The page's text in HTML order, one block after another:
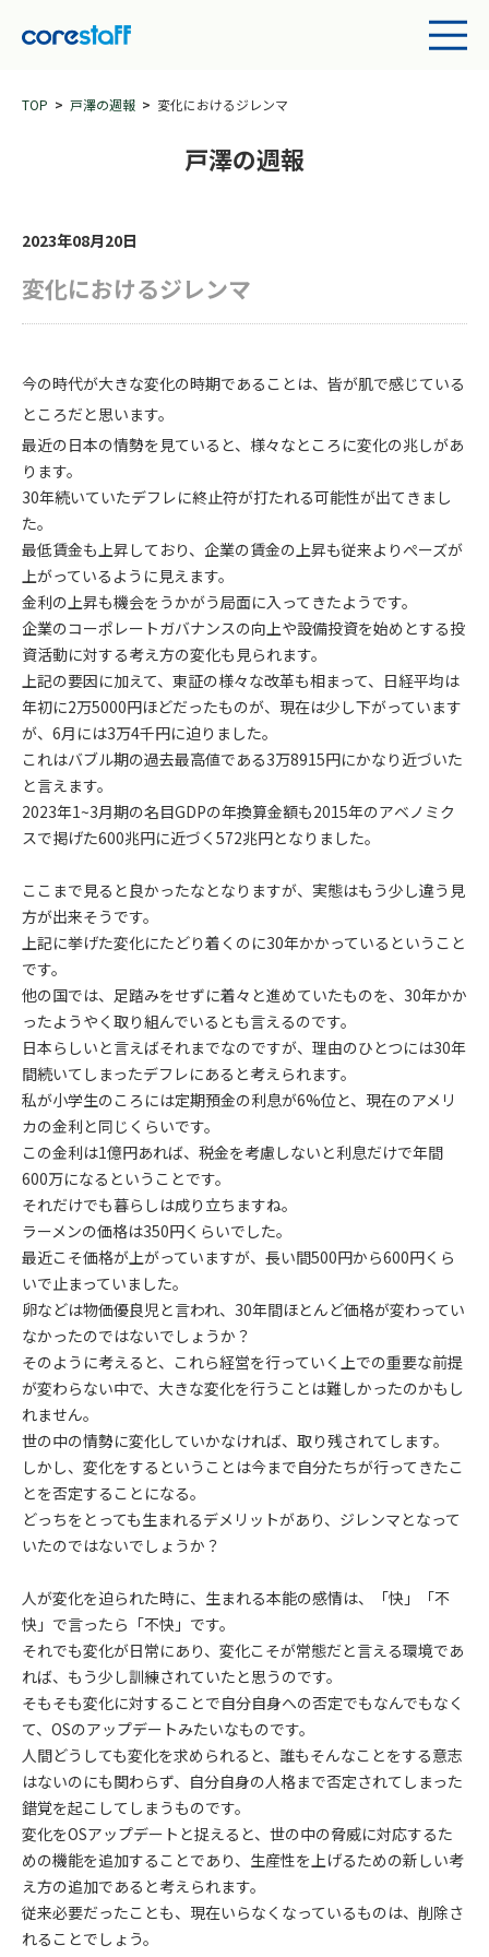
TOP 戸澤の週報 変化におけるジレンマ
戸澤の週報
2023年08月20日
変化におけるジレンマ
今の時代が大きな変化の時期であることは、皆が肌で感じている
ところだと思います。
最近の日本の情勢を見ていると、様々なところに変化の兆しがあ
ります。
30年続いていたデフレに終止符が打たれる可能性が出てきまし
た。
最低賃金も上昇しており、企業の賃金の上昇も従来よりぺーズが
上がっているように見えます。
金利の上昇も機会をうかがう局面に入ってきたようです。
企業のコーポレートガバナンスの向上や設備投資を始めとする投
資活動に対する考え方の変化も見られます。
上記の要因に加えて、東証の様々な改革も相まって、日経平均は
年初に2万5000円ほどだったものが、現在は少し下がっています
が、6月には3万4千円に迫りました。
これはバブル期の過去最高値である3万8915円にかなり近づいた
と言えます。
2023年1~3月期の名目GDPの年換算金額も2015年のアベノミク
スで掲げた600兆円に近づく572兆円となりました。
ここまで見ると良かったなとなりますが、実態はもう少し違う見
方が出来そうです。
上記に挙げた変化にたどり着くのに30年かかっているということ
です。
他の国では、足踏みをせずに着々と進めていたものを、30年かか
ったようやく取り組んでいるとも言えるのです。
日本らしいと言えばそれまでなのですが、理由のひとつには30年
間続いてしまったデフレにあると考えられます。
私が小学生のころには定期預金の利息が6%位と、現在のアメリ
カの金利と同じくらいです。
この金利は1億円あれば、税金を考慮しないと利息だけで年間
600万になるということです。
それだけでも暮らしは成り立ちますね。
ラーメンの価格は350円くらいでした。
最近こそ価格が上がっていますが、長い間500円から600円くら
いで止まっていました。
卵などは物価優良児と言われ、30年間ほとんど価格が変わってい
なかったのではないでしょうか？
そのように考えると、これら経営を行っていく上での重要な前提
が変わらない中で、大きな変化を行うことは難しかったのかもし
れません。
世の中の情勢に変化していかなければ、取り残されてします。
しかし、変化をするということは今まで自分たちが行ってきたこ
とを否定することになる。
どっちをとっても生まれるデメリットがあり、ジレンマとなって
いたのではないでしょうか？
人が変化を迫られた時に、生まれる本能の感情は、「快」「不
快」で言ったら「不快」です。
それでも変化が日常にあり、変化こそが常態だと言える環境であ
れば、もう少し訓練されていたと思うのです。
そもそも変化に対することで自分自身への否定でもなんでもなく
て、OSのアップデートみたいなものです。
人間どうしても変化を求められると、誰もそんなことをする意志
はないのにも関わらず、自分自身の人格まで否定されてしまった
錯覚を起こしてしまうものです。
変化をOSアップデートと捉えると、世の中の脅威に対応するた
めの機能を追加することであり、生産性を上げるための新しい考
え方の追加であると考えられます。
従来必要だったことも、現在いらなくなっているものは、削除さ
れることでしょう。